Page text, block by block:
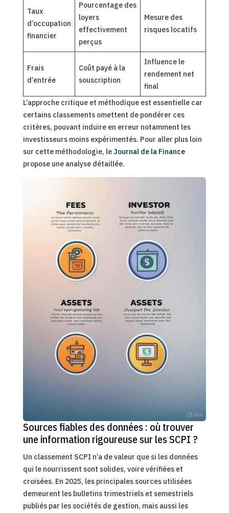
Taux
d’occupation
financier
Pourcentage des
loyers
effectivement
perçus
Mesure des
risques locatifs
Frais
d’entrée
Coût payé à la
souscription
Influence le
rendement net
final
L’approche critique et méthodique est essentielle car
certains classements omettent de pondérer ces
critères, pouvant induire en erreur notamment les
investisseurs moins expérimentés. Pour aller plus loin
sur cette méthodologie, leJournal de la Finance
propose une analyse détaillée.
Sources fiables des données : où trouver
une information rigoureuse sur les SCPI ?
Un classement SCPI n’a de valeur que si les données
qui le nourrissent sont solides, voire vérifiées et
croisées. En 2025, les principales sources utilisées
demeurent les bulletins trimestriels et semestriels
publiés par les sociétés de gestion, mais aussi les